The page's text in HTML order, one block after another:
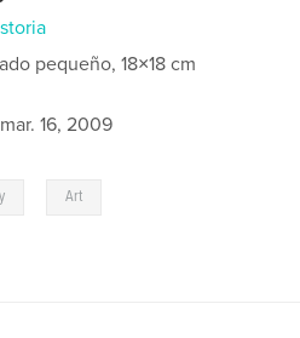
pequeño, 18×18 cm
mar. 16, 2009
Art